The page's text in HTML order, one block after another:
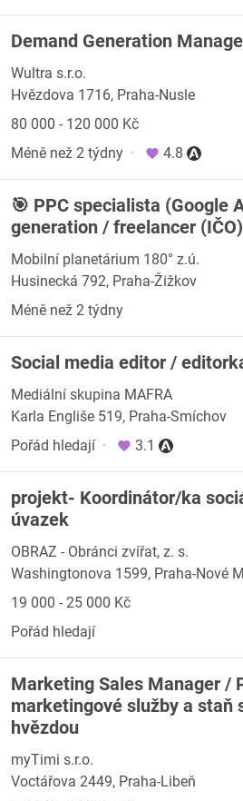
Demand Generation
Wultra s.r.o.
Hvězdova 1716, Praha-Nusle
80 000 - 120 000 Kč
Méně než 2 týdny · 4.8
🎯 PPC specialista (Google
generation / freelancer (IČO)
Mobilní planetárium 180° z.ú.
Husinecká 792, Praha-Žižkov
Méně než 2 týdny
Social media editor /
Mediální skupina MAFRA
Karla Engliše 519, Praha-Smíchov
Pořád hledají · 3.1
projekt- Koordinátor/ka
úvazek
OBRAZ - Obránci zvířat, z. s.
Washingtonova 1599, Praha-Nové
19 000 - 25 000 Kč
Pořád hledají
Marketing Sales Manager /
marketingové služby a staň
hvězdou
myTimi s.r.o.
Voctářova 2449, Praha-Libeň